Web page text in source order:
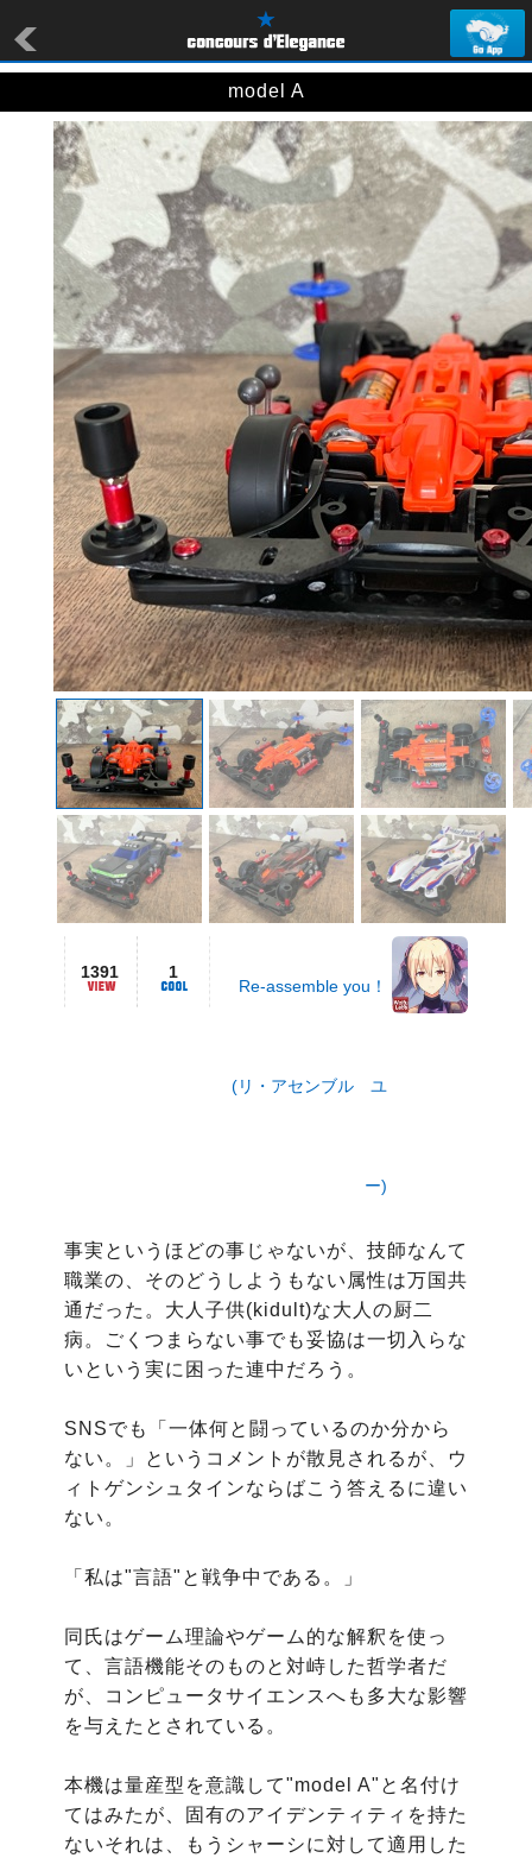
model A
1391 1
Re-assemble you！
(リ・アセンブル ユ
ー)
事実というほどの事じゃないが、技師なんて
職業の、そのどうしようもない属性は万国共
通だった。大人子供(kidult)な大人の厨二
病。ごくつまらない事でも妥協は一切入らな
いという実に困った連中だろう。
SNSでも「一体何と闘っているのか分から
ない。」というコメントが散見されるが、ウ
ィトゲンシュタインならばこう答えるに違い
ない。
「私は"言語"と戦争中である。」
同氏はゲーム理論やゲーム的な解釈を使っ
て、言語機能そのものと対峙した哲学者だ
が、コンピュータサイエンスへも多大な影響
を与えたとされている。
本機は量産型を意識して"model A"と名付け
てはみたが、固有のアイデンティティを持た
ないそれは、もうシャーシに対して適用した